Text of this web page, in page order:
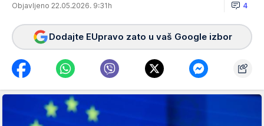
Objavljeno 22.05.2026. 9:31h 4
Dodajte EUpravo zato u vaš Google izbor